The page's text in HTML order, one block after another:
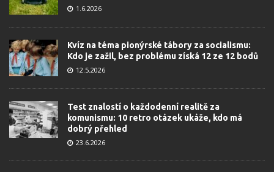
1.6.2026
Kvíz na téma pionýrské tábory za socialismu:
Kdo je zažil, bez problému získá 12 ze 12 bodů
12.5.2026
Test znalostí o každodenní realitě za
komunismu: 10 retro otázek ukáže, kdo má
dobrý přehled
23.6.2026